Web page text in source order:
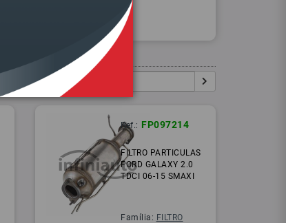
Pesquisar:
Ref.: FP097214
FILTRO PARTICULAS
FORD GALAXY 2.0
TDCI 06-15 SMAXI
Família: FILTRO